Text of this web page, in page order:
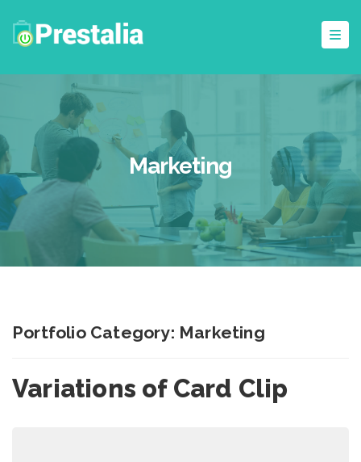
Marketing
Portfolio Category: Marketing
Variations of Card Clip